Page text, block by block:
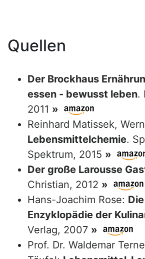
Quellen
Der Brockhaus
essen - bewusst leben.
2011 »
Reinhard Matissek,
Lebensmittelchemie.
Spektrum, 2015 »
Der große Larousse
Christian, 2012 »
Hans-Joachim Rose:
Enzyklopädie der
Verlag, 2007 »
Prof. Dr. Waldemar